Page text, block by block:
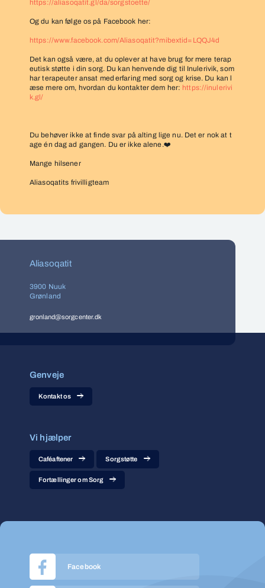
https://aliasoqatit.gl/da/sorgstoette/
Og du kan følge os på Facebook her:
https://www.facebook.com/Aliasoqatit?mibextid=LQQJ4d
Det kan også være, at du oplever at have brug for mere terap
eutisk støtte i din sorg. Du kan henvende dig til Inulerivik, som
har terapeuter ansat med erfaring med sorg og krise. Du kan l
æse mere om, hvordan du kontakter dem her: https://inulerivi
k.gl/
Du behøver ikke at finde svar på alting lige nu. Det er nok at t
age én dag ad gangen. Du er ikke alene.❤
Mange hilsener
Aliasoqatits frivilligteam
Aliasoqatit
3900 Nuuk
Grønland
gronland@sorgcenter.dk
Genveje
Kontakt os
Vi hjælper
Caféaftener Sorgstøtte
Fortællinger om Sorg
Facebook